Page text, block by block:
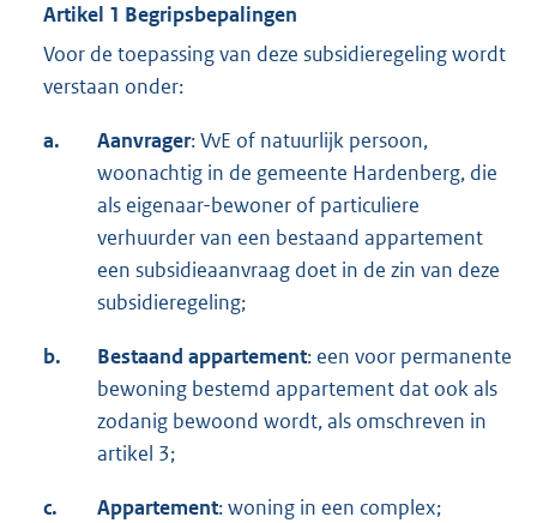
Artikel 1 Begripsbepalingen
Voor de toepassing van deze subsidieregeling wordt
verstaan onder:
a. Aanvrager: VvE of natuurlijk persoon,
woonachtig in de gemeente Hardenberg, die
als eigenaar-bewoner of particuliere
verhuurder van een bestaand appartement
een subsidieaanvraag doet in de zin van deze
subsidieregeling;
b. Bestaand appartement: een voor permanente
bewoning bestemd appartement dat ook als
zodanig bewoond wordt, als omschreven in
artikel 3;
c. Appartement: woning in een complex;